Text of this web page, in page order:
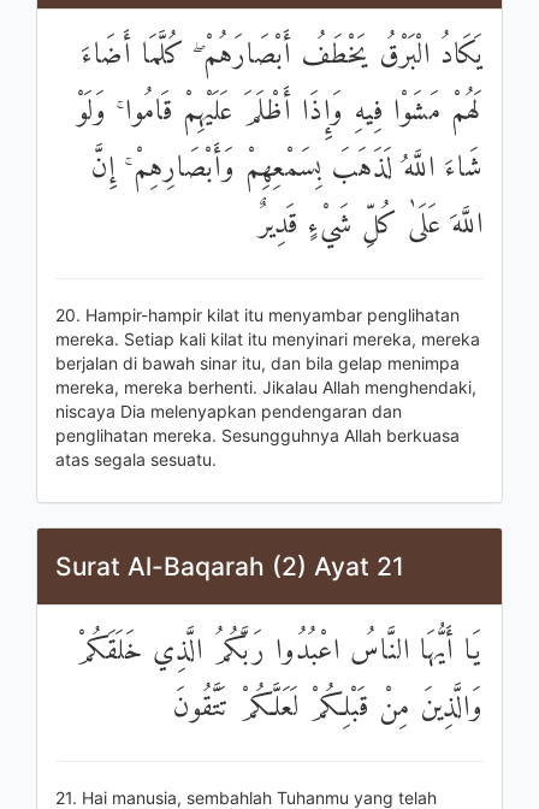
يَكَادُ الْبَرْقُ يَخْطَفُ أَبْصَارَهُمْ ۖ كُلَّمَا أَضَاءَ
لَهُمْ مَشَوْا فِيهِ وَإِذَا أَظْلَمَ عَلَيْهِمْ قَامُوا ۚ وَلَوْ
شَاءَ اللَّهُ لَذَهَبَ بِسَمْعِهِمْ وَأَبْصَارِهِمْ ۚ إِنَّ
اللَّهَ عَلَىٰ كُلِّ شَيْءٍ قَدِيرٌ
20. Hampir-hampir kilat itu menyambar penglihatan
mereka. Setiap kali kilat itu menyinari mereka, mereka
berjalan di bawah sinar itu, dan bila gelap menimpa
mereka, mereka berhenti. Jikalau Allah menghendaki,
niscaya Dia melenyapkan pendengaran dan
penglihatan mereka. Sesungguhnya Allah berkuasa
atas segala sesuatu.
Surat Al-Baqarah (2) Ayat 21
يَا أَيُّهَا النَّاسُ اعْبُدُوا رَبَّكُمُ الَّذِي خَلَقَكُمْ
وَالَّذِينَ مِنْ قَبْلِكُمْ لَعَلَّكُمْ تَتَّقُونَ
21. Hai manusia, sembahlah Tuhanmu yang telah